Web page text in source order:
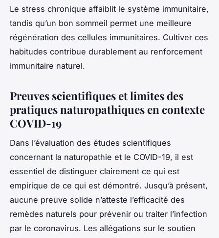
Le stress chronique affaiblit le système immunitaire,
tandis qu’un bon sommeil permet une meilleure
régénération des cellules immunitaires. Cultiver ces
habitudes contribue durablement au renforcement
immunitaire naturel.
Preuves scientifiques et limites des
pratiques naturopathiques en contexte
COVID-19
Dans l’évaluation des études scientifiques
concernant la naturopathie et le COVID-19, il est
essentiel de distinguer clairement ce qui est
empirique de ce qui est démontré. Jusqu’à présent,
aucune preuve solide n’atteste l’efficacité des
remèdes naturels pour prévenir ou traiter l’infection
par le coronavirus. Les allégations sur le soutien